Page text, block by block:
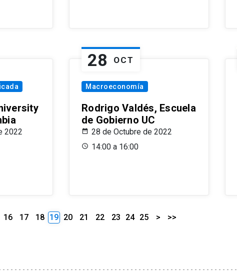
2022
28 OCT
Macroeconomía
Rodrigo Valdés, Escuela
de Gobierno UC
28 de Octubre de 2022
14:00 a 16:00
16 17 18 19 20 21 22 23 24 25 > >>